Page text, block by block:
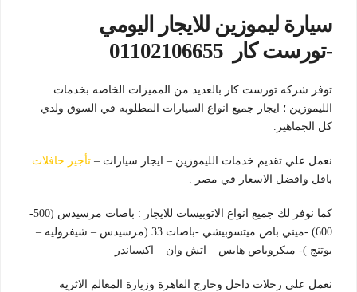
سيارة ليموزين للايجار اليومي
-تورست كار 01102106655
توفر شركه تورست كار بالعديد من المميزات الخاصه بخدمات
الليموزين ؛ ايجار جميع انواع السيارات المطلوبه في السوق ولدي
كل الجماهير.
نعمل علي تقديم خدمات الليموزين – ايجار سيارات – تأجير حافلات
باقل وافضل الاسعار في مصر .
كما نوفر لك جميع انواع الاتوبيسات للايجار : باصات مرسيدس (500-
600) -ميني باص ميتسوبيشي -باصات 33 (مرسيدس – شيفروليه –
يوتنج )- ميكروباص هايس – اتش وان – اكسباندر
نعمل علي رحلات داخل وخارج القاهرة وزيارة المعالم الاثريه